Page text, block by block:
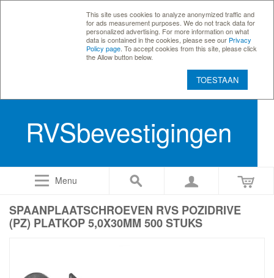
This site uses cookies to analyze anonymized traffic and
for ads measurement purposes. We do not track data for
personalized advertising. For more information on what
data is contained in the cookies, please see our Privacy
Policy page . To accept cookies from this site, please click
the Allow button below.
TOESTAAN
RVSbevestigingen
Menu
SPAANPLAATSCHROEVEN RVS POZIDRIVE
(PZ) PLATKOP 5,0X30MM 500 STUKS